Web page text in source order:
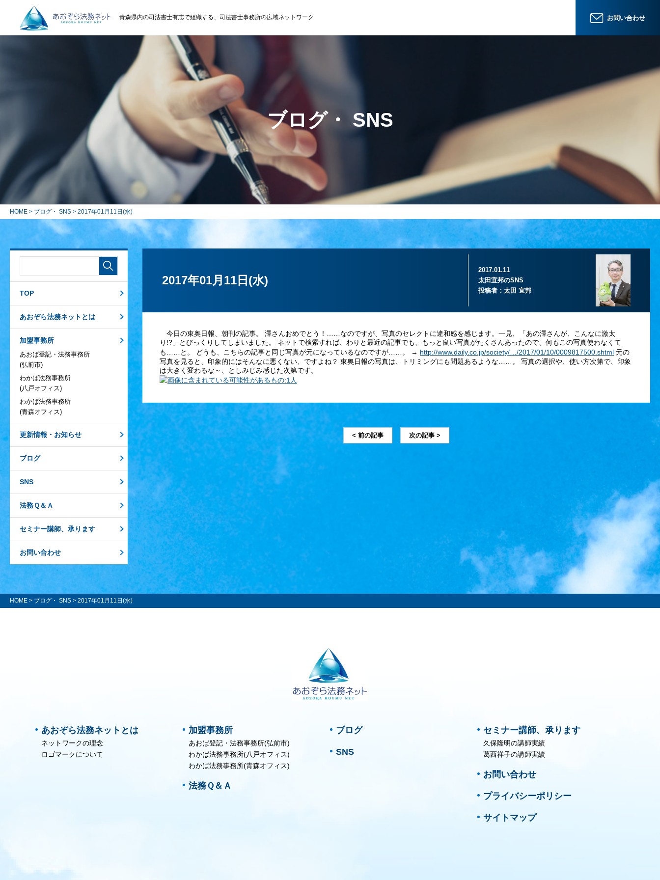
青森県内の司法書士有志で組織する、司法書士事務所の広域ネットワーク お問い合わせ
ブログ・ SNS
HOME > ブログ・ SNS > 2017年01月11日(水)
2017年01月11日(水)
2017.01.11
太田宜邦のSNS
投稿者： 太田 宜邦
今日の東奥日報、朝刊の記事。 澤さんおめでとう！……なのですが、写真のセレクトに違和感を感じます。一見、「あの澤さんが、こんなに激太
り!?」とびっくりしてしまいました。 ネットで検索すれば、わりと最近の記事でも、もっと良い写真がたくさんあったので、何もこの写真使わなくて
も……と。 どうも、こちらの記事と同じ写真が元になっているなのですが……。
→ http://www.daily.co.jp/society/…/2017/01/10/0009817500.shtml 元の
写真を見ると、印象的にはそんなに悪くない、ですよね？ 東奥日報の写真は、トリミングにも問題あるような……。 写真の選択や、使い方次第で、印象
は大きく変わるな～、としみじみ感じた次第です。
< 前の記事 次の記事 >
TOP
あおぞら法務ネットとは
加盟事務所
あおば登記・法務事務所
(弘前市)
わかば法務事務所
(八戸オフィス)
わかば法務事務所
(青森オフィス)
更新情報・お知らせ
ブログ
SNS
法務Ｑ＆Ａ
セミナー講師、承ります
お問い合わせ
HOME > ブログ・ SNS > 2017年01月11日(水)
あおぞら法務ネットとは
ネットワークの理念
ロゴマークについて
加盟事務所
あおば登記・法務事務所(弘前市)
わかば法務事務所(八戸オフィス)
わかば法務事務所(青森オフィス)
法務Ｑ＆Ａ
ブログ
SNS
セミナー講師、承ります
久保隆明の講師実績
葛西祥子の講師実績
お問い合わせ
プライバシーポリシー
サイトマップ